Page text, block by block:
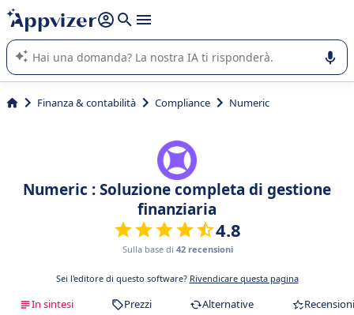
righe con
shift + enter
L'IA di Appvizer vi guida nell'utilizzo o nella scelta di un
software SaaS per la vostra azienda.
Finanza & contabilità Compliance Numeric
Numeric : Soluzione completa di gestione
finanziaria
4.8
Sulla base di 42 recensioni
Sei l'editore di questo software? Rivendicare questa pagina
In sintesi Prezzi Alternative Recensioni